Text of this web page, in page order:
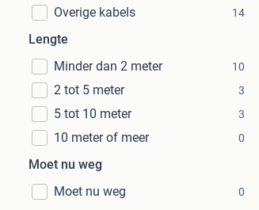
Overige kabels 14
Lengte
Minder dan 2 meter
10
2 tot 5 meter 3
5 tot 10 meter 3
10 meter of meer 0
Moet nu weg
Moet nu weg
0